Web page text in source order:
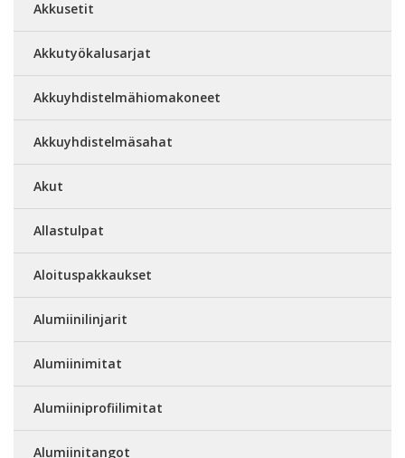
Akkusetit
Akkutyökalusarjat
Akkuyhdistelmähiomakoneet
Akkuyhdistelmäsahat
Akut
Allastulpat
Aloituspakkaukset
Alumiinilinjarit
Alumiinimitat
Alumiiniprofiilimitat
Alumiinitangot